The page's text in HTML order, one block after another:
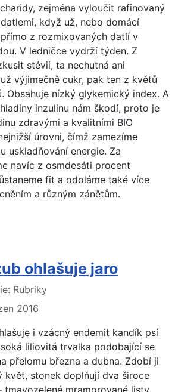
zejména vyloučit rafinovaný
když už, nebo domácí
z rozmixovaných datlí v
V ledničce vydrží týden. Z
stévii, ta nechutná ani
výjimečně cukr, pak ten z květů
Obsahuje nízký glykemický index. A
inzulinu nám škodí, proto je
zdravými a kvalitními BIO
úrovni, čímž zamezíme
uskladňování energie. Za
navíc z osmdesáti procent
fit a odoláme také více
a různým zánětům.
ohlašuje jaro
Rubriky
2016
i vzácný endemit kandík psí
liliovitá trvalka podobající se
přelomu března a dubna. Zdobí ji
květ, stonek doplňují dva široce
tmavozelené mramorované listy.